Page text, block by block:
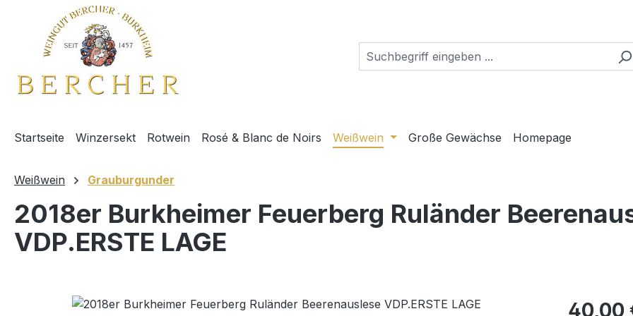
Hauptinhalt springen
Zur Suche springen
Zur Hauptnavigation springen
Startseite Winzersekt Rotwein Rosé & Blanc de Noirs Weißwein Große Gewächse Homepage
Weißwein Grauburgunder
2018er Burkheimer Feuerberg Ruländer
VDP.ERSTE LAGE
Bildergalerie überspringen Regulärer
40,00